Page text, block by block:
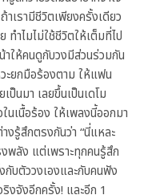
เรามีชีวิตเพียงครั้งเดียว
ทำไมไม่ใช้ชีวิตให้เต็มที่ไป
ให้คนดูกับวงมีส่วนร่วมกัน
ะยกมือร้องตาม ให้แฟน
ป็นมา เลยขึ้นเป็นเดโม
นเนื้อร้อง ให้เพลงนี้ออกมา
รู้สึกตรงกันว่า “นี่แหละ
พลัง แต่เพราะทุกคนรู้สึก
บตัววงเองและกับคนฟัง
งจังอีกครั้ง! และอีก 1